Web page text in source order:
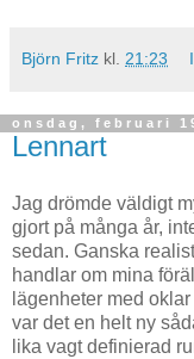
Björn Fritz kl. 21:23
onsdag, februari
Lennart
Jag drömde väldigt
gjort på många år,
sedan. Ganska
handlar om mina
lägenheter med
var det en helt ny
lika vagt definierad